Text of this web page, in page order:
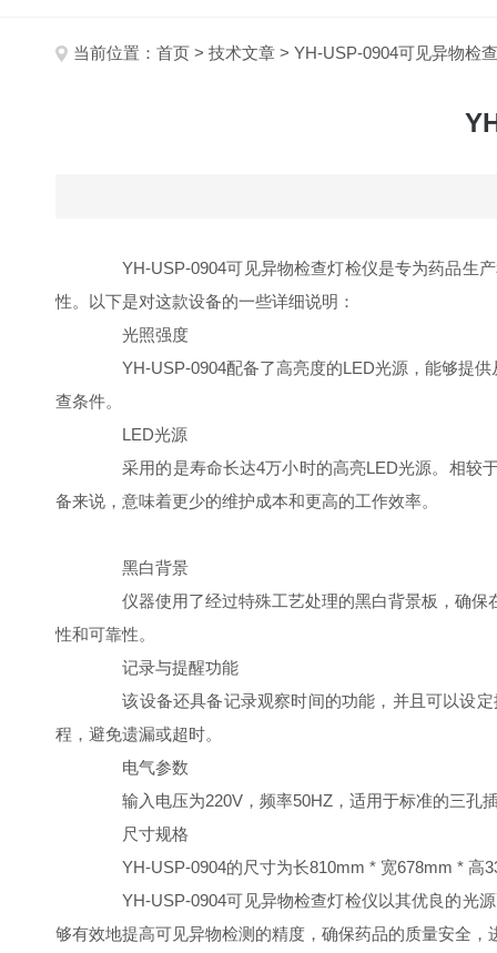
当前位置： 首页 > 技术文章 > YH-USP-0904可见异物检
YH-USP-0904可见异物检查灯检仪是专为药品生产
性。以下是对这款设备的一些详细说明：
光照强度
YH-USP-0904配备了高亮度的LED光源，能够提供
查条件。
LED光源
采用的是寿命长达4万小时的高亮LED光源。相较于
备来说，意味着更少的维护成本和更高的工作效率。
黑白背景
仪器使用了经过特殊工艺处理的黑白背景板，确保
性和可靠性。
记录与提醒功能
该设备还具备记录观察时间的功能，并且可以设定
程，避免遗漏或超时。
电气参数
输入电压为220V，频率50HZ，适用于标准的三孔
尺寸规格
YH-USP-0904的尺寸为长810mm * 宽678mm * 高
YH-USP-0904可见异物检查灯检仪以其优良的光源
够有效地提高可见异物检测的精度，确保药品的质量安全，